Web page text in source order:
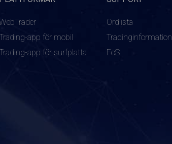
app för mobil
app för surfplatta
Ordlista
Tradinginformation
FoS